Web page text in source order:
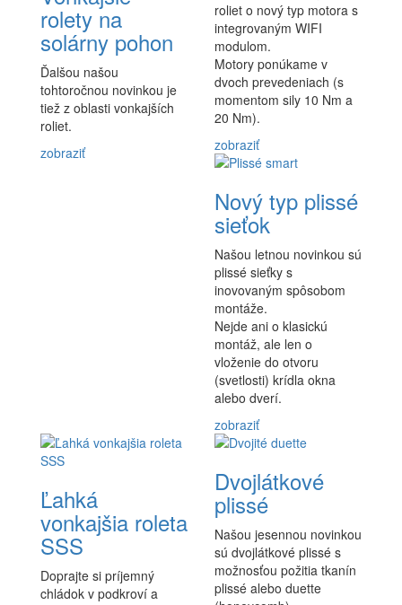
rolety na
solárny pohon
Ďalšou našou
tohtoročnou novinkou je
tiež z oblasti vonkajších
roliet.
zobraziť
roliet o nový typ motora s
integrovaným WIFI
modulom.
Motory ponúkame v
dvoch prevedeniach (s
momentom sily 10 Nm a
20 Nm).
zobraziť
Nový typ plissé
sieťok
Našou letnou novinkou sú
plissé sieťky s
inovovaným spôsobom
montáže.
Nejde ani o klasickú
montáž, ale len o
vloženie do otvoru
(svetlosti) krídla okna
alebo dverí.
zobraziť
Ľahká
vonkajšia roleta
SSS
Doprajte si príjemný
chládok v podkroví a
Dvojlátkové
plissé
Našou jesennou novinkou
sú dvojlátkové plissé s
možnosťou požitia tkanín
plissé alebo duette